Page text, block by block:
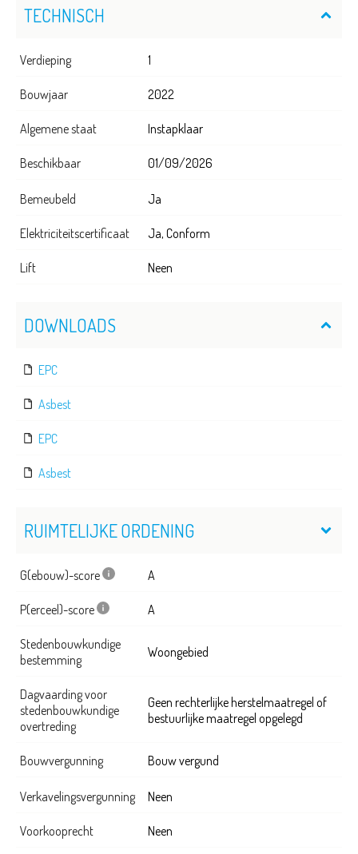
TECHNISCH
Verdieping 1
Bouwjaar 2022
Algemene staat Instapklaar
Beschikbaar 01/09/2026
Bemeubeld Ja
Elektriciteitscertificaat Ja, Conform
Lift Neen
DOWNLOADS
EPC
Asbest
EPC
Asbest
RUIMTELIJKE ORDENING
G(ebouw)-score A
P(erceel)-score A
Stedenbouwkundige
bestemming
Woongebied
Dagvaarding voor
stedenbouwkundige
overtreding
Geen rechterlijke herstelmaatregel of
bestuurlijke maatregel opgelegd
Bouwvergunning Bouw vergund
Verkavelingsvergunning Neen
Voorkooprecht Neen